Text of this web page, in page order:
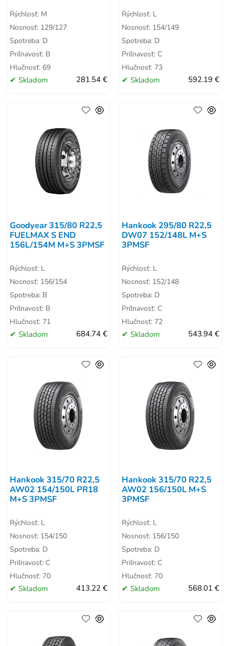
Rýchlosť: M
Nosnosť: 129/127
Spotreba: D
Priľnavosť: B
Hlučnosť: 69
Skladom 281.54 €
Rýchlosť: L
Nosnosť: 154/149
Spotreba: D
Priľnavosť: C
Hlučnosť: 73
Skladom 592.19 €
Goodyear 315/80 R22,5
FUELMAX S END
156L/154M M+S 3PMSF
Rýchlosť: L
Nosnosť: 156/154
Spotreba: B
Priľnavosť: B
Hlučnosť: 71
Skladom 684.74 €
Hankook 295/80 R22,5
DW07 152/148L M+S
3PMSF
Rýchlosť: L
Nosnosť: 152/148
Spotreba: D
Priľnavosť: C
Hlučnosť: 72
Skladom 543.94 €
Hankook 315/70 R22,5
AW02 154/150L PR18
M+S 3PMSF
Rýchlosť: L
Nosnosť: 154/150
Spotreba: D
Priľnavosť: C
Hlučnosť: 70
Skladom 413.22 €
Hankook 315/70 R22,5
AW02 156/150L M+S
3PMSF
Rýchlosť: L
Nosnosť: 156/150
Spotreba: D
Priľnavosť: C
Hlučnosť: 70
Skladom 568.01 €